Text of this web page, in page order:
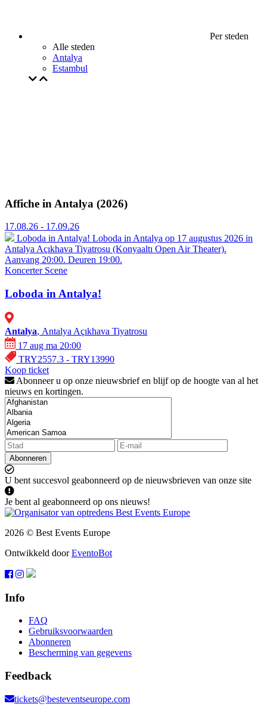
Per steden
Alle steden
Antalya
Estambul
Affiche in Antalya (2026)
17.08.26 - 17.09.26
Loboda in Antalya! Loboda in Antalya op 17 augustus 2026 in
Antalya Açıkhava Tiyatrosu (Konyaaltı Open Air Theater).
Aanvang 20:00. Deuren 19:00.
Koncerter Scene
Loboda in Antalya!
Antalya, Antalya Açıkhava Tiyatrosu
17 aug ma 20:00
TRY2557.3 - TRY13990
Koop ticket
Abonneer u op onze nieuwsbrief en blijf op de hoogte van al het
nieuws en kortingen.
Abonneren
U bent succesvol geabonneerd op de nieuwsbrieven van onze site
Je bent al geabonneerd op ons nieuws!
2026 © Best Events Europe
Ontwikkeld doorEventoBot
Info
FAQ
Gebruiksvoorwaarden
Abonneren
Bescherming van gegevens
Feedback
tickets@besteventseurope.com